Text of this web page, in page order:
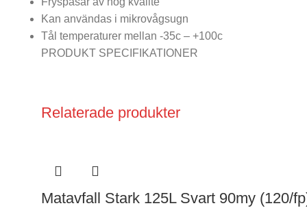
Kan användas i mikrovågsugn
Tål temperaturer mellan -35c – +100c
PRODUKT SPECIFIKATIONER
Relaterade produkter
Matavfall Stark 125L Svart 90my (120/